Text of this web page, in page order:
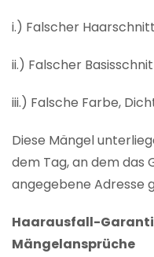
i.) Falscher Haarschnitt
ii.) Falscher
iii.) Falsche Farbe,
Diese Mängel
dem Tag, an dem das
angegebene Adresse
Haarausfall-
Mängelansprüche